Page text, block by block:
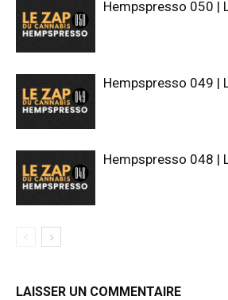
Hempspresso 050 |
Hempspresso 049 |
Hempspresso 048 |
LAISSER UN COMMENTAIRE